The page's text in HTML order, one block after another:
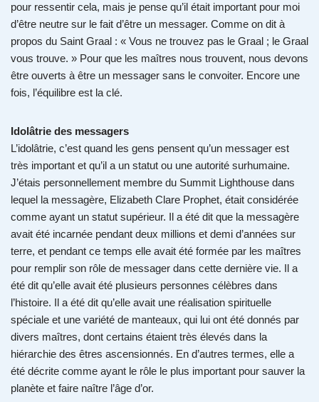
pour ressentir cela, mais je pense qu’il était important pour moi
d’être neutre sur le fait d’être un messager. Comme on dit à
propos du Saint Graal : « Vous ne trouvez pas le Graal ; le Graal
vous trouve. » Pour que les maîtres nous trouvent, nous devons
être ouverts à être un messager sans le convoiter. Encore une
fois, l’équilibre est la clé.
Idolâtrie des messagers
L’idolâtrie, c’est quand les gens pensent qu’un messager est
très important et qu’il a un statut ou une autorité surhumaine.
J’étais personnellement membre du Summit Lighthouse dans
lequel la messagère, Elizabeth Clare Prophet, était considérée
comme ayant un statut supérieur. Il a été dit que la messagère
avait été incarnée pendant deux millions et demi d’années sur
terre, et pendant ce temps elle avait été formée par les maîtres
pour remplir son rôle de messager dans cette dernière vie. Il a
été dit qu’elle avait été plusieurs personnes célèbres dans
l’histoire. Il a été dit qu’elle avait une réalisation spirituelle
spéciale et une variété de manteaux, qui lui ont été donnés par
divers maîtres, dont certains étaient très élevés dans la
hiérarchie des êtres ascensionnés. En d’autres termes, elle a
été décrite comme ayant le rôle le plus important pour sauver la
planète et faire naître l’âge d’or.